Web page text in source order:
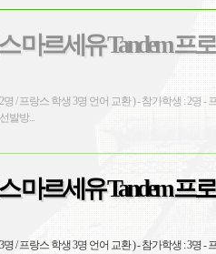
마르세유 Tandem 프
(언어 교환 중 5분-10분 대화 오디오나 비디오 제출) - 선발방...
마르세유 Tandem 프